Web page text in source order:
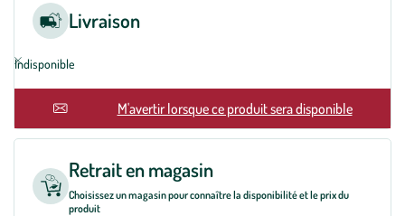
Livraison
Indisponible
En rupture M'avertir lorsque ce produit sera disponible
Retrait en magasin
Choisissez un magasin pour connaître la disponibilité et le prix du
produit